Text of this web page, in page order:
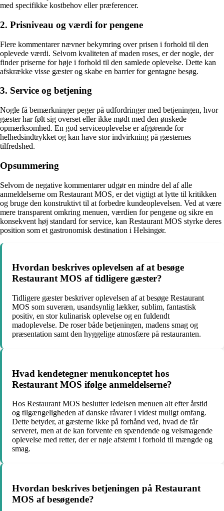
med specifikke kostbehov eller præferencer.
2. Prisniveau og værdi for pengene
Flere kommentarer nævner bekymring over prisen i forhold til den
oplevede værdi. Selvom kvaliteten af maden roses, er der nogle, der
finder priserne for høje i forhold til den samlede oplevelse. Dette kan
afskrække visse gæster og skabe en barrier for gentagne besøg.
3. Service og betjening
Nogle få bemærkninger peger på udfordringer med betjeningen, hvor
gæster har følt sig overset eller ikke mødt med den ønskede
opmærksomhed. En god serviceoplevelse er afgørende for
helhedsindtrykket og kan have stor indvirkning på gæsternes
tilfredshed.
Opsummering
Selvom de negative kommentarer udgør en mindre del af alle
anmeldelserne om Restaurant MOS, er det vigtigt at lytte til kritikken
og bruge den konstruktivt til at forbedre kundeoplevelsen. Ved at være
mere transparent omkring menuen, værdien for pengene og sikre en
konsekvent høj standard for service, kan Restaurant MOS styrke deres
position som et gastronomisk destination i Helsingør.
Hvordan beskrives oplevelsen af at besøge
Restaurant MOS af tidligere gæster?
Tidligere gæster beskriver oplevelsen af at besøge Restaurant
MOS som suveræn, usandsynlig lækker, sublim, fantastisk
positiv, en stor kulinarisk oplevelse og en fuldendt
madoplevelse. De roser både betjeningen, madens smag og
præsentation samt den hyggelige atmosfære på restauranten.
Hvad kendetegner menukonceptet hos
Restaurant MOS ifølge anmeldelserne?
Hos Restaurant MOS beslutter ledelsen menuen alt efter årstid
og tilgængeligheden af danske råvarer i videst muligt omfang.
Dette betyder, at gæsterne ikke på forhånd ved, hvad de får
serveret, men at de kan forvente en spændende og velsmagende
oplevelse med retter, der er nøje afstemt i forhold til mængde og
smag.
Hvordan beskrives betjeningen på Restaurant
MOS af besøgende?